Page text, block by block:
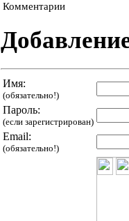
Комментарии
Имя:
(обязательно!)
Пароль:
(если зарегистрирован)
Email:
(обязательно!)